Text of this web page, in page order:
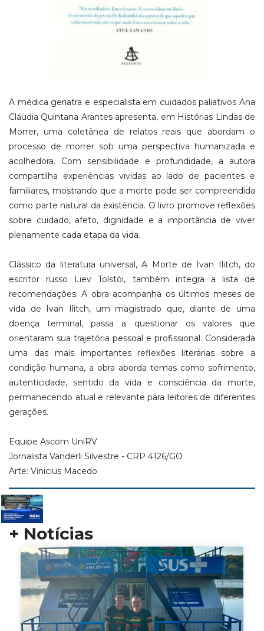
A médica geriatra e especialista em cuidados paliativos Ana
Cláudia Quintana Arantes apresenta, em Histórias Lindas de
Morrer, uma coletânea de relatos reais que abordam o
processo de morrer sob uma perspectiva humanizada e
acolhedora. Com sensibilidade e profundidade, a autora
compartilha experiências vividas ao lado de pacientes e
familiares, mostrando que a morte pode ser compreendida
como parte natural da existência. O livro promove reflexões
sobre cuidado, afeto, dignidade e a importância de viver
plenamente cada etapa da vida.
Clássico da literatura universal, A Morte de Ivan Ilitch, do
escritor russo Liev Tolstói, também integra a lista de
recomendações. A obra acompanha os últimos meses de
vida de Ivan Ilitch, um magistrado que, diante de uma
doença terminal, passa a questionar os valores que
orientaram sua trajetória pessoal e profissional. Considerada
uma das mais importantes reflexões literárias sobre a
condição humana, a obra aborda temas como sofrimento,
autenticidade, sentido da vida e consciência da morte,
permanecendo atual e relevante para leitores de diferentes
gerações.
Equipe Ascom UniRV
Jornalista Vanderli Silvestre - CRP 4126/GO
Arte: Vinicius Macedo
+ Notícias